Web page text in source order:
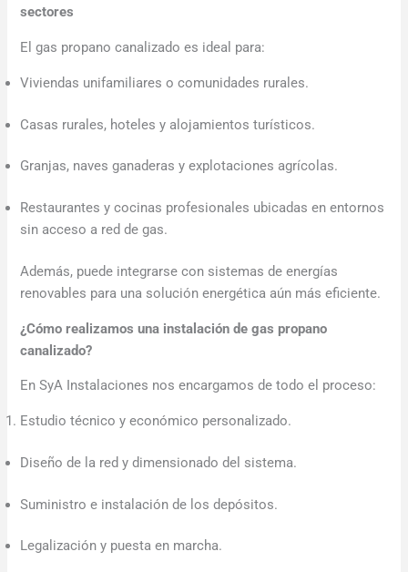
sectores
El gas propano canalizado es ideal para:
Viviendas unifamiliares o comunidades rurales.
Casas rurales, hoteles y alojamientos turísticos.
Granjas, naves ganaderas y explotaciones agrícolas.
Restaurantes y cocinas profesionales ubicadas en entornos
sin acceso a red de gas.
Además, puede integrarse con sistemas de energías
renovables para una solución energética aún más eficiente.
¿Cómo realizamos una instalación de gas propano
canalizado?
En SyA Instalaciones nos encargamos de todo el proceso:
Estudio técnico y económico personalizado.
Diseño de la red y dimensionado del sistema.
Suministro e instalación de los depósitos.
Legalización y puesta en marcha.